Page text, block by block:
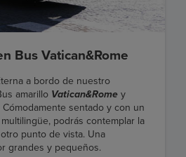
Bus Vatican&Rome
a bordo de nuestro
amarillo Vatican&Rome y
sentado y con un
podrás contemplar la
punto de vista. Una
grandes y pequeños.